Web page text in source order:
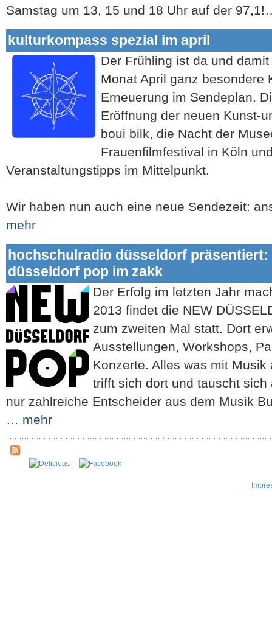
Samstag um 13, 15 und 18 Uhr auf der
kulturkompass spezial im april
Der Frühling ist da und
Monat April ganz besondere
Erneuerung im Sendeplan.
Eröffnung der neuen Kunst-
boui bilk, die Nacht der
Frauenfilmfestival in Köln
Veranstaltungstipps im Mittelpunkt.
Wir haben nun auch eine neue Sendezeit:
mehr
hochschulradio düsseldorf präsentiert:
düsseldorf pop im zakk
Der Erfolg im letzten Jahr
2013 findet die NEW
zum zweiten Mal statt. Dort
Ausstellungen, Workshops,
Konzerte. Alles was mit
trifft sich dort und tauscht
nur zahlreiche Entscheider aus dem Musik
… mehr